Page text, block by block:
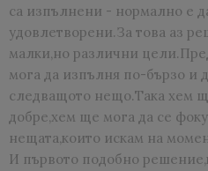
са изпълнени - нормално е
удовлетворени.За това аз
малки,но различни
мога да изпълня по-бързо и
следващото нещо.Така хем
добре,хем ще мога да се
нещата,които искам на
И първото подобно